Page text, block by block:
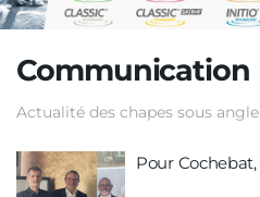
Communication
Actualité des chapes sous
Pour